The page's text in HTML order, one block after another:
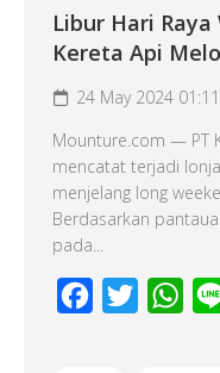
Libur Hari
Kereta Api
24 May 2024 01:11
Mounture.com — PT
mencatat terjadi
menjelang long
Berdasarkan
pada...
Facebook
Twitter